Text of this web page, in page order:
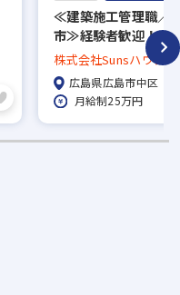
≪建築施工管理職／
市≫経験者歓迎！／
上／フレックスタイ
全週休2日制
株式会社Sunsハウジ
広島県広島市中区
月給制25万円